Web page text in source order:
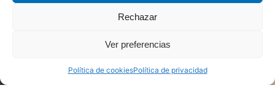
Rechazar
Ver preferencias
Política de cookiesPolítica de privacidad